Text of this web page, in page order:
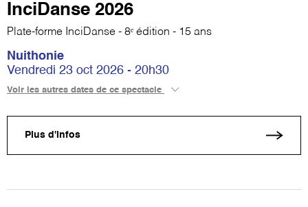
InciDanse 2026
Plate-forme InciDanse - 8ᵉ édition - 15 ans
Nuithonie
Vendredi 23 oct 2026 - 20h30
Voir les autres dates de ce spectacle
Plus d'infos